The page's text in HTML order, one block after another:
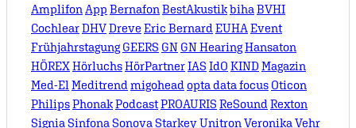
Amplifon App Bernafon BestAkustikbihaBVHI
CochlearDHVDreve Eric Bernard EUHA Event
Frühjahrstagung GEERS GN GN HearingHansaton
HÖREXHörluchsHörPartnerIAS IdO KIND Magazin
Med-El Meditrend migohead opta data focus Oticon
PhilipsPhonakPodcastPROAURIS ReSound Rexton
SigniaSinfonaSonovaStarkeyUnitron Veronika Vehr